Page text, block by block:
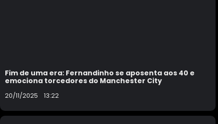
Fim de uma era: Fernandinho se aposenta aos 40 e
emociona torcedores do Manchester City
20/11/2025 13:22